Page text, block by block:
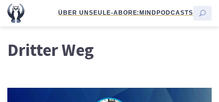
ÜBER UNSEULE-ABORE:MINDPODCASTS
Dritter Weg